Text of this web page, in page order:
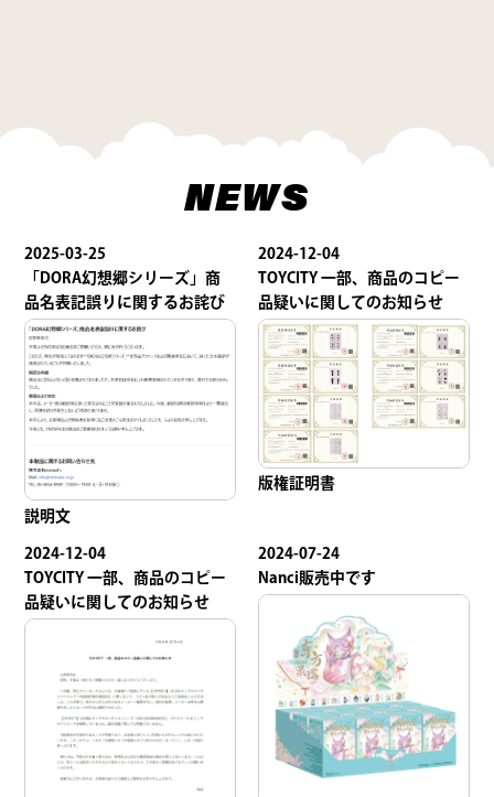
NEWS
2025-03-25
「DORA幻想郷シリーズ」商
品名表記誤りに関するお詫び
説明文
2024-12-04
TOYCITY 一部、商品のコピー
品疑いに関してのお知らせ
版権証明書
2024-12-04
TOYCITY 一部、商品のコピー
品疑いに関してのお知らせ
2024-07-24
Nanci販売中です